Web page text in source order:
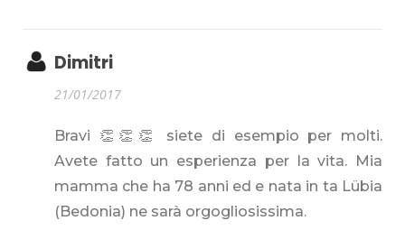
Dimitri
21/01/2017
Bravi 👏👏👏 siete di esempio per molti.
Avete fatto un esperienza per la vita. Mia
mamma che ha 78 anni ed e nata in ta Lübia
(Bedonia) ne sarà orgogliosissima.